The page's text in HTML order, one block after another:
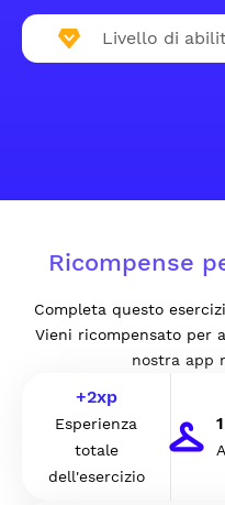
Livello di
Ricompense
Completa questo
Vieni ricompensato per
nostra app
+2xp
Esperienza
totale
dell'esercizio
1